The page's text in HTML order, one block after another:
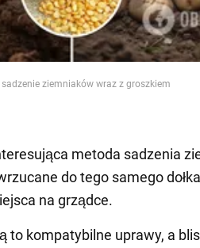
ziemniaków wraz z groszkiem
metoda sadzenia
do tego samego
na grządce.
to kompatybilne uprawy, a